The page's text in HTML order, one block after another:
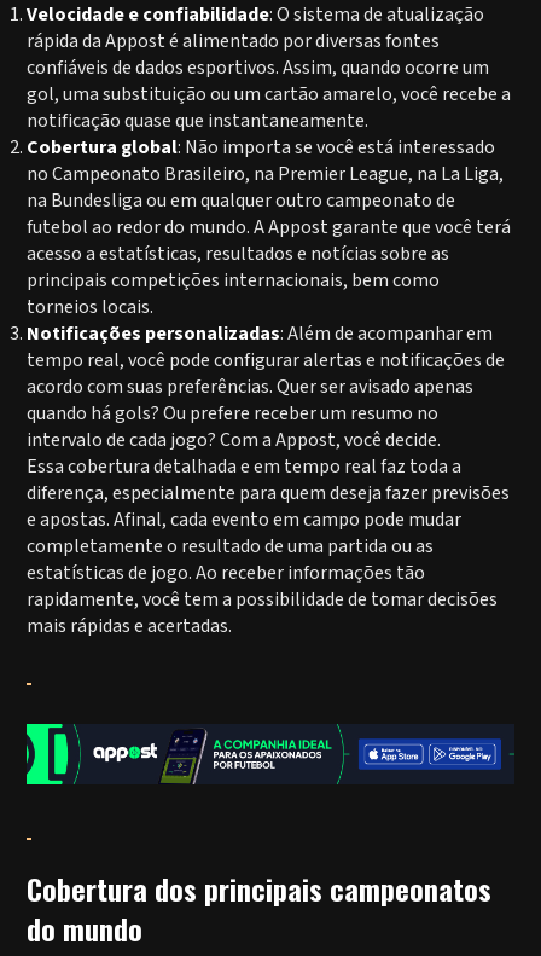
Velocidade e confiabilidade: O sistema de atualização
rápida da Appost é alimentado por diversas fontes
confiáveis de dados esportivos. Assim, quando ocorre um
gol, uma substituição ou um cartão amarelo, você recebe a
notificação quase que instantaneamente.
Cobertura global: Não importa se você está interessado
no Campeonato Brasileiro, na Premier League, na La Liga,
na Bundesliga ou em qualquer outro campeonato de
futebol ao redor do mundo. A Appost garante que você terá
acesso a estatísticas, resultados e notícias sobre as
principais competições internacionais, bem como
torneios locais.
Notificações personalizadas: Além de acompanhar em
tempo real, você pode configurar alertas e notificações de
acordo com suas preferências. Quer ser avisado apenas
quando há gols? Ou prefere receber um resumo no
intervalo de cada jogo? Com a Appost, você decide.
Essa cobertura detalhada e em tempo real faz toda a
diferença, especialmente para quem deseja fazer previsões
e apostas. Afinal, cada evento em campo pode mudar
completamente o resultado de uma partida ou as
estatísticas de jogo. Ao receber informações tão
rapidamente, você tem a possibilidade de tomar decisões
mais rápidas e acertadas.
Cobertura dos principais campeonatos
do mundo